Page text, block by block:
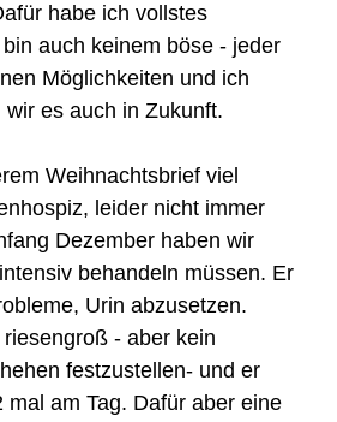
habe ich vollstes
auch keinem böse - jeder
Möglichkeiten und ich
es auch in Zukunft.
Weihnachtsbrief viel
leider nicht immer
Dezember haben wir
behandeln müssen. Er
Urin abzusetzen.
- aber kein
festzustellen- und er
mal am Tag. Dafür aber eine